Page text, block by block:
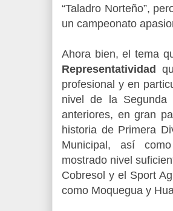
“Taladro Norteño”,
un campeonato
Ahora bien, el tema
Representatividad
profesional y en
nivel de la
anteriores, en gran
historia de Primera
Municipal, así
mostrado nivel
Cobresol y el Sport
como Moquegua y